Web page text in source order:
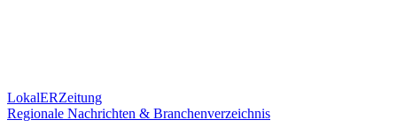
LokalERZeitung
Regionale Nachrichten & Branchenverzeichnis